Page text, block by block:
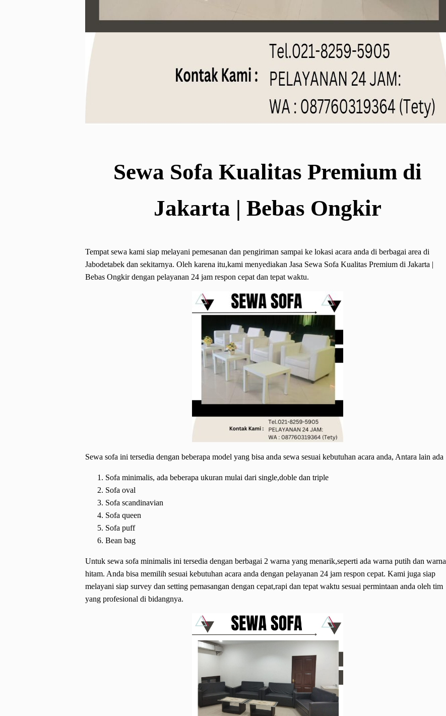
Sewa Sofa Kualitas Premium di
Jakarta | Bebas Ongkir
Tempat sewa kami siap melayani pemesanan dan pengiriman sampai ke lokasi acara anda di berbagai area di
Jabodetabek dan sekitarnya. Oleh karena itu,kami menyediakan Jasa Sewa Sofa Kualitas Premium di Jakarta |
Bebas Ongkir dengan pelayanan 24 jam respon cepat dan tepat waktu.
Sewa sofa ini tersedia dengan beberapa model yang bisa anda sewa sesuai kebutuhan acara anda, Antara lain ada
Sofa minimalis, ada beberapa ukuran mulai dari single,doble dan triple
Sofa oval
Sofa scandinavian
Sofa queen
Sofa puff
Bean bag
Untuk sewa sofa minimalis ini tersedia dengan berbagai 2 warna yang menarik,seperti ada warna putih dan warna
hitam. Anda bisa memilih sesuai kebutuhan acara anda dengan pelayanan 24 jam respon cepat. Kami juga siap
melayani siap survey dan setting pemasangan dengan cepat,rapi dan tepat waktu sesuai permintaan anda oleh tim
yang profesional di bidangnya.